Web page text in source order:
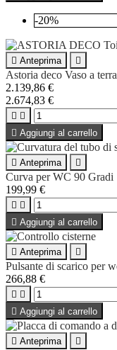
-20%
 Anteprima 
Astoria deco Vaso a
2.139,86 €
2.674,83 €
 
 Aggiungi al carrello
 Anteprima 
Curva per WC 90 Gradi
199,99 €
 
 Aggiungi al carrello
 Anteprima 
Pulsante di scarico per
266,88 €
 
 Aggiungi al carrello
 Anteprima 